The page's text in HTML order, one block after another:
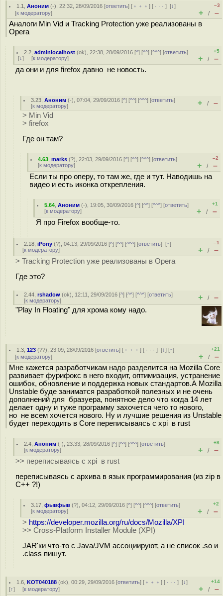
1.1 ,Аноним (-), 22:32, 28/09/2016 [ответить] [ ﹢﹢﹢] [ · · ·][↓]
[к модератору]
–3
+ / –
Аналоги Min Vid и Tracking Protection уже реализованы в
Opera
2.2 ,adminlocalhost (ok), 22:38, 28/09/2016 [^] [^^] [^^^] [ответить]
[↓] [к модератору]
+5
+ / –
да они и для firefox давно не новость.
3.23 ,Аноним (-), 07:04, 29/09/2016 [^] [^^] [^^^] [ответить]
[к модератору] + / –
> Min Vid
> firefox
Где он там?
4.63 ,marks (?), 22:03, 29/09/2016 [^] [^^] [^^^] [ответить]
[к модератору]
–2
+ / –
Если ты про оперу, то там же, где и тут. Наводишь на
видео и есть иконка открепления.
5.64 ,Аноним (-), 19:05, 30/09/2016 [^] [^^] [^^^] [ответить]
[к модератору]
+1
+ / –
Я про Firefox вообще-то.
2.18 ,iPony (?), 04:13, 29/09/2016 [^] [^^] [^^^] [ответить][↑]
[к модератору]
–1
+ / –
> Tracking Protection уже реализованы в Opera
Где это?
2.44 ,rshadow (ok), 12:11, 29/09/2016 [^] [^^] [^^^] [ответить]
[к модератору] + / –
"Play In Floating" для хрома кому надо.
1.3 ,123 (??), 23:09, 28/09/2016 [ответить] [ ﹢﹢﹢] [ · · ·][↓] [↑]
[к модератору]
+21
+ / –
Мне кажется разработчикам надо разделится на Mozilla Core
развивает фурифокс в него входит, оптимизация, устранение
ошибок, обновление и поддержка новых стандартов.А Mozilla
Unstable буде заниматся разработкой полезных и не очень
дополнений для бразуера, понятное дело что когда 14 лет
делает одну и туже программу захочется чего то нового,
но не всем хочется нового. Ну и лучшие решения из Unstable
будет переходить в Core переписываясь с xpi в rust
2.4 ,Аноним (-), 23:33, 28/09/2016 [^] [^^] [^^^] [ответить]
[к модератору]
+8
+ / –
>> переписываясь с xpi в rust
переписываясь с архива в язык программирования (из zip в
С++ ?!)
3.17 ,фывфыв (?), 04:12, 29/09/2016 [^] [^^] [^^^] [ответить]
[к модератору]
+2
+ / –
> https://developer.mozilla.org/ru/docs/Mozilla/XPI
>> Cross-Platform Installer Module (XPI)
JAR'ки что-то с Java/JVM ассоциируют, а не список .so и
.class пишут.
1.6 ,KOT040188 (ok), 00:29, 29/09/2016 [ответить] [ ﹢﹢﹢] [ · · ·][↓]
[↑] [к модератору]
+14
+ / –